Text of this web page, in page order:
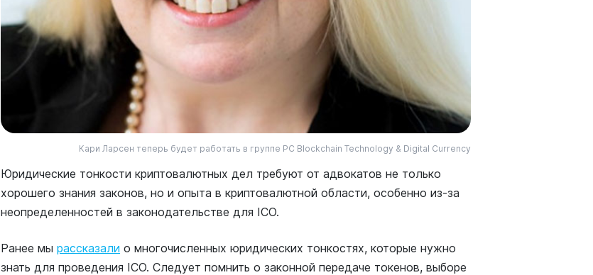
Кари Ларсен теперь будет работать в группе PC Blockchain Technology & Digital Currency
Юридические тонкости криптовалютных дел требуют от адвокатов не только
хорошего знания законов, но и опыта в криптовалютной области, особенно из-за
неопределенностей в законодательстве для ICO.
Ранее мы рассказали о многочисленных юридических тонкостях, которые нужно
знать для проведения ICO. Следует помнить о законной передаче токенов, выборе